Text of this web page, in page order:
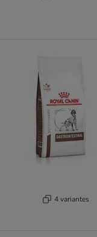
4 variantes